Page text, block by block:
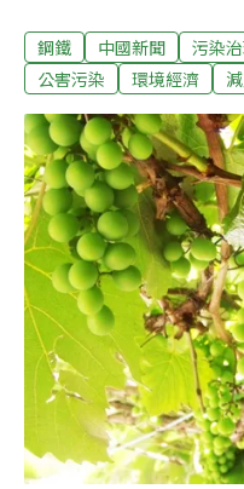
石、焦炭及焦煤市場重
國十九大10月18日將在
合環保標準的較小型民
期貨研究院黑色首席分
個城市全部減產50%，
相當於中國2016年產量
鋼鐵 中國新聞 污染
公害污染
環境經濟